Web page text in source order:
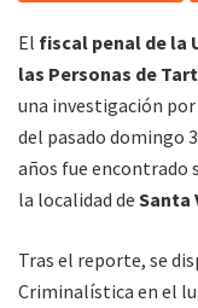
El fiscal penal de la
las Personas de
una investigación
del pasado domingo
años fue encontrado
la localidad de Santa
Tras el reporte, se
Criminalística en el